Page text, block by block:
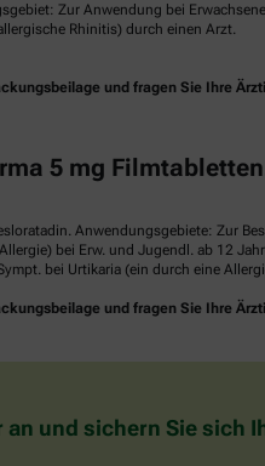
Zur Anwendung bei
Rhinitis) durch einen Arzt.
und fragen Sie Ihre
5 mg
Anwendungsgebiete: Zur
bei Erw. und Jugendl. ab 12
bei Urtikaria (ein durch eine
und fragen Sie Ihre
an und sichern Sie sich